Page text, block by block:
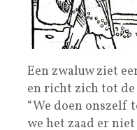
Een zwaluw ziet
en richt zich tot de
“We doen onszelf
we het zaad er